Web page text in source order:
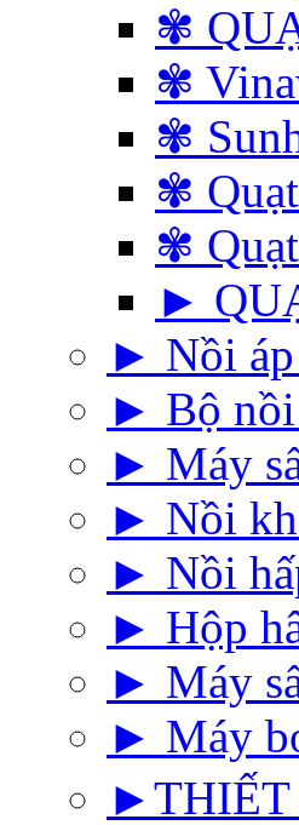
✾
✾
✾
✾
✾
►
► Nồi áp
► Bộ nồi
► Máy
► Nồi
► Nồi
► Hộp
► Máy
► Máy